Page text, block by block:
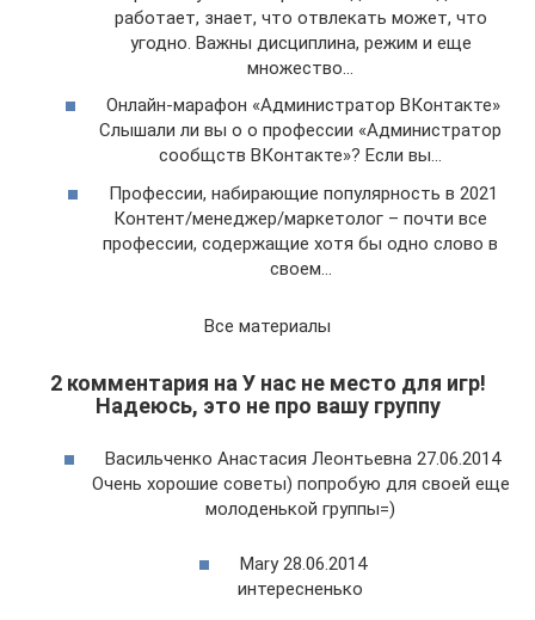
работает, знает, что отвлекать может, что
угодно. Важны дисциплина, режим и еще
множество…
Онлайн-марафон «Администратор ВКонтакте»
Слышали ли вы о о профессии «Администратор
сообщств ВКонтакте»? Если вы…
Профессии, набирающие популярность в 2021
Контент/менеджер/маркетолог – почти все
профессии, содержащие хотя бы одно слово в
своем…
Все материалы
2 комментария на У нас не место для игр!
Надеюсь, это не про вашу группу
Васильченко Анастасия Леонтьевна 27.06.2014
Очень хорошие советы) попробую для своей еще
молоденькой группы=)
Mary 28.06.2014
интересненько